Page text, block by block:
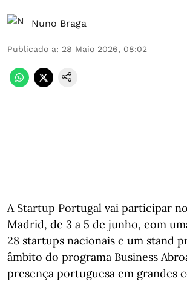
Nuno Braga
Publicado a: 28 Maio 2026, 08:02
A Startup Portugal vai participar
Madrid, de 3 a 5 de junho, com
28 startups nacionais e um stand
âmbito do programa Business
presença portuguesa em grandes